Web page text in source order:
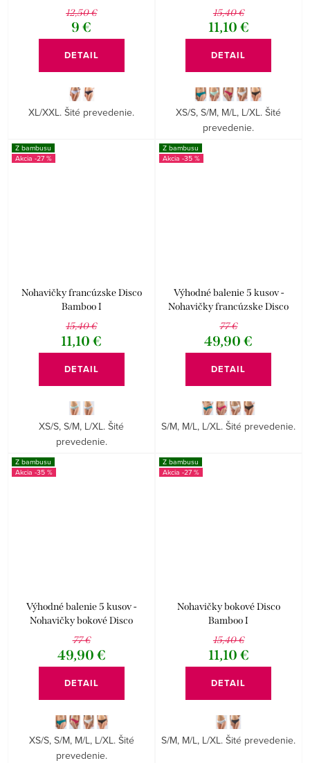
12,50 €
9 €
DETAIL
XL/XXL. Šité prevedenie.
15,40 €
11,10 €
DETAIL
XS/S, S/M, M/L, L/XL. Šité
prevedenie.
Z bambusu
-27 %
Nohavičky francúzske Disco
Bamboo I
15,40 €
11,10 €
DETAIL
XS/S, S/M, L/XL. Šité
prevedenie.
Z bambusu
-35 %
Výhodné balenie 5 kusov -
Nohavičky francúzske Disco
Bamboo I
77 €
49,90 €
DETAIL
S/M, M/L, L/XL. Šité prevedenie.
Z bambusu
-35 %
Výhodné balenie 5 kusov -
Nohavičky bokové Disco
Bamboo I
77 €
49,90 €
DETAIL
XS/S, S/M, M/L, L/XL. Šité
prevedenie.
Z bambusu
-27 %
Nohavičky bokové Disco
Bamboo I
15,40 €
11,10 €
DETAIL
S/M, M/L, L/XL. Šité prevedenie.